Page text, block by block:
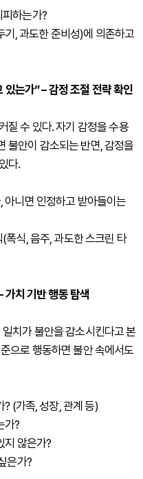
하는가?
기, 과도한 준비성)에 의존하고
있는가” – 감정 조절 전략 확인
질 수 있다. 자기 감정을 수용
불안이 감소되는 반면, 감정을
다.
아니면 인정하고 받아들이는
폭식, 음주, 과도한 스크린 타
가치 기반 행동 탐색
치가 불안을 감소시킨다고 본
으로 행동하면 불안 속에서도
(가족, 성장, 관계 등)
가?
지 않은가?
은가?